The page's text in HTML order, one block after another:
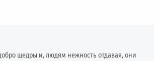
щедры и, людям нежность отдавая, они